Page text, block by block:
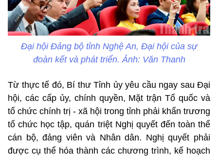
Đại hội Đảng bộ tỉnh Nghệ An, Đại hội của sự
đoàn kết và phát triển. Ảnh: Văn Thanh
Từ thực tế đó, Bí thư Tỉnh ủy yêu cầu ngay sau Đại
hội, các cấp ủy, chính quyền, Mặt trận Tổ quốc và
tổ chức chính trị - xã hội trong tỉnh phải khẩn trương
tổ chức học tập, quán triệt Nghị quyết đến toàn thể
cán bộ, đảng viên và Nhân dân. Nghị quyết phải
được cụ thể hóa thành các chương trình, kế hoạch